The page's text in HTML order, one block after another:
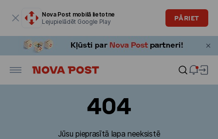
Nova Post mobilā lietotne
Lejupielādēt Google Play
PĀRIET
404
Jūsu pieprasītā lapa neeksistē